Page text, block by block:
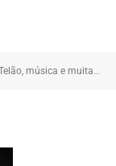
música e muita torcida marcam estreia do Brasil em Coroatá